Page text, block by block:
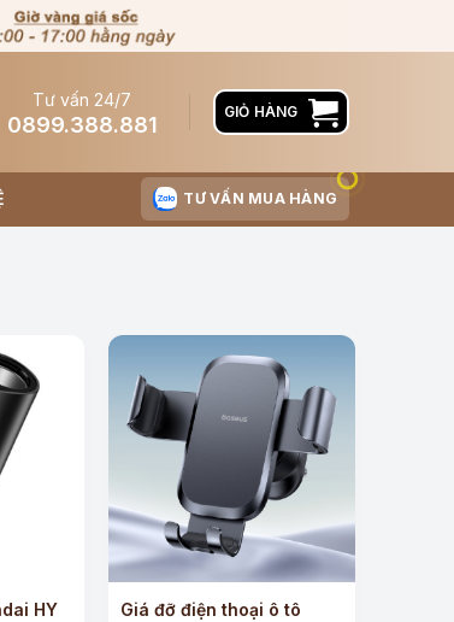
Tư vấn 24/7
0899.388.881
GIỎ HÀNG
TƯ VẤN MUA HÀNG
HY
Giá đỡ điện thoại ô tô